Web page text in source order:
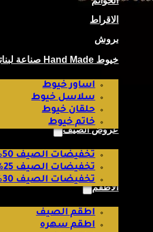
الاقراط
بروش
خيوط Hand Made صناعة لبناتية
اساور خيوط
سلاسل خيوط
حلقان خيوط
خاتم خيوط
عروض الصيف
تخفيضات الصيف 50%
تخفيضات الصيف 25%
تخفيضات الصيف 30%
الاطقم
اطقم الصيف
اطقم سهره